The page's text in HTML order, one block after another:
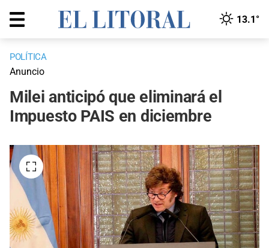
13.1°
POLÍTICA
Anuncio
Milei anticipó que eliminará el
Impuesto PAIS en diciembre